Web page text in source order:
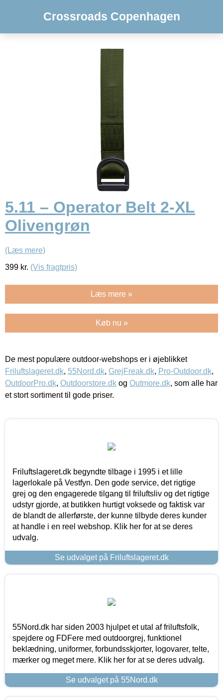
Crossroads Copenhagen
5.11 – Operator Belt 2-XL
Olivengrøn
(Læs mere)
399 kr. (Vis fragtpris)
Læs mere »
Køb nu »
De mest populære outdoor-webshops er i øjeblikket
Friluftslageret.dk, 55Nord.dk, GrejFreak.dk, Pro-Outdoor.dk,
OutdoorPro.dk, Outdoorstore.dk og Outmore.dk, som alle har
et stort sortiment til gode priser.
Friluftslageret.dk begyndte tilbage i 1995 i et lille
lagerlokale på Vestfyn. Den gode service, det rigtige
grej og den engagerede tilgang til friluftsliv og det rigtige
udstyr gjorde, at butikken hurtigt voksede og faktisk var
de blandt de allerførste, der kunne tilbyde deres kunder
at handle i en reel webshop. Klik her for at se deres
udvalg.
Se udvalget på Friluftslageret.dk
55Nord.dk har siden 2003 hjulpet et utal af friluftsfolk,
spejdere og FDFere med outdoorgrej, funktionel
beklædning, uniformer, forbundsskjorter, logovarer, telte,
mærker og meget mere. Klik her for at se deres udvalg.
Se udvalget på 55Nord.dk